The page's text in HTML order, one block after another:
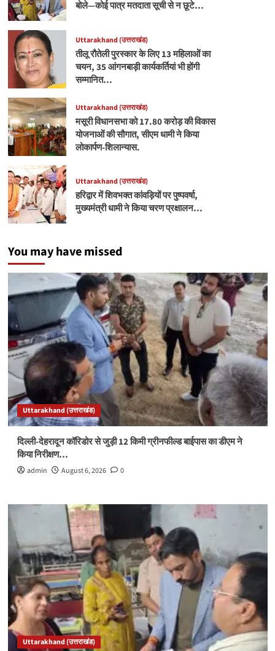
बोले—कोई पात्र मतदाता सूची से न छूटे…
Uttarakhand (उत्तराखंड)
तीलू रौतेली पुरस्कार के लिए 13 महिलाओं का
चयन, 35 आंगनबाड़ी कार्यकर्तियां भी होंगी
सम्मानित…
Uttarakhand (उत्तराखंड)
मसूरी विधानसभा को 17.80 करोड़ की विकास
योजनाओं की सौगात, सीएम धामी ने किया
लोकार्पण-शिलान्यास.
Uttarakhand (उत्तराखंड)
हरिद्वार में शिवभक्त कांवड़ियों पर पुष्पवर्षा,
मुख्यमंत्री धामी ने किया चरण प्रक्षालन…
You may have missed
Uttarakhand (उत्तराखंड)
दिल्ली-देहरादून कॉरिडोर से जुड़ी 12 किमी ग्रीनफील्ड बाईपास का डीएम ने
किया निरीक्षण…
admin August 6, 2026 0
Uttarakhand (उत्तराखंड)